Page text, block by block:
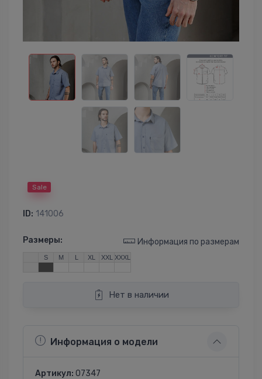
Sale
ID: 141006
Размеры: Информация по размерам
S M L XL XXL XXXL
Нет в наличии
Информация о модели
Артикул: 07347